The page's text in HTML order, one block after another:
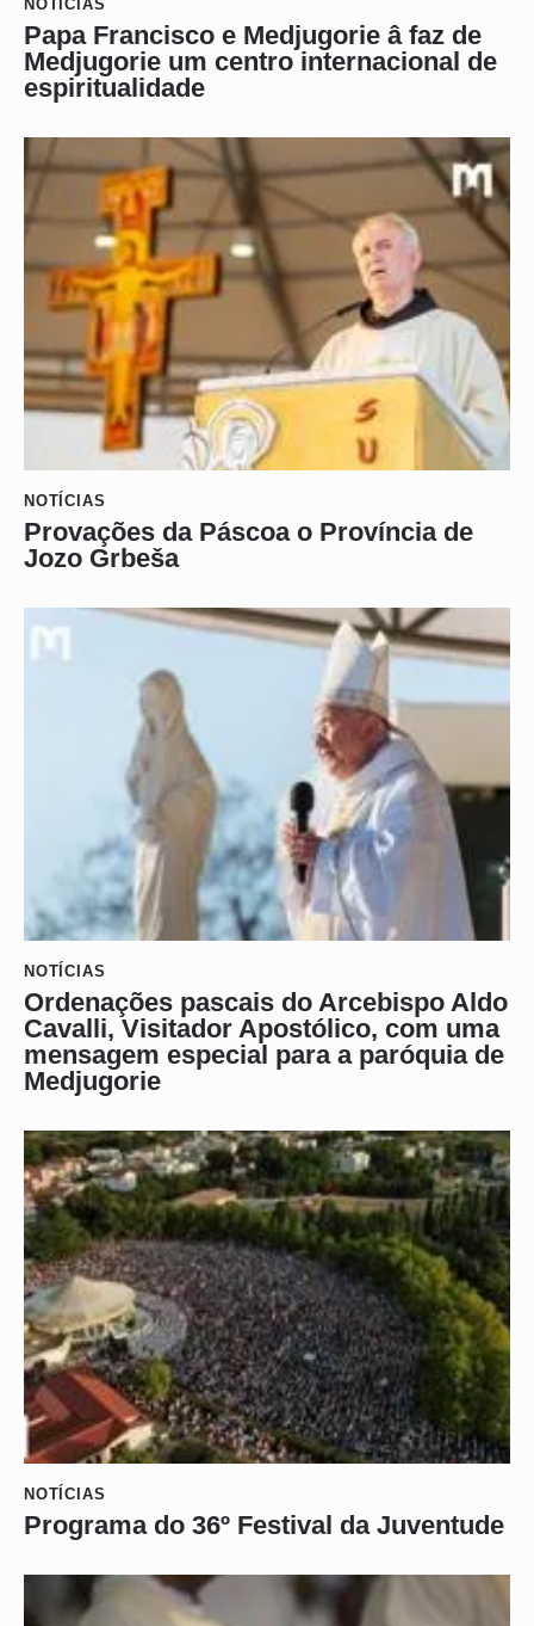
NOTÍCIAS
Papa Francisco e Medjugorie â faz de
Medjugorie um centro internacional de
espiritualidade
NOTÍCIAS
Provações da Páscoa o Província de
Jozo Grbeša
NOTÍCIAS
Ordenações pascais do Arcebispo Aldo
Cavalli, Visitador Apostólico, com uma
mensagem especial para a paróquia de
Medjugorie
NOTÍCIAS
Programa do 36º Festival da Juventude